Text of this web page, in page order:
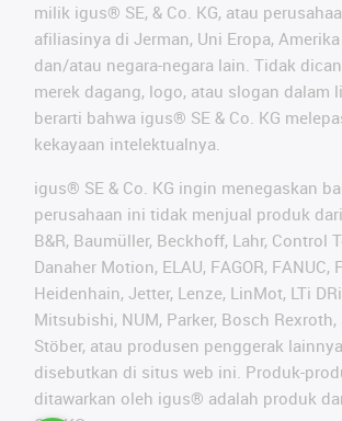
milik igus® SE, & Co. KG, atau
afiliasinya di Jerman, Uni Eropa,
dan/atau negara-negara lain. Tidak
merek dagang, logo, atau slogan dalam
berarti bahwa igus® SE & Co. KG
kekayaan intelektualnya.
igus® SE & Co. KG ingin menegaskan
perusahaan ini tidak menjual produk
B&R, Baumüller, Beckhoff, Lahr, Control
Danaher Motion, ELAU, FAGOR, FANUC,
Heidenhain, Jetter, Lenze, LinMot, LTi
Mitsubishi, NUM, Parker, Bosch Rexroth,
Stöber, atau produsen penggerak
disebutkan di situs web ini. Produk-
ditawarkan oleh igus® adalah produk